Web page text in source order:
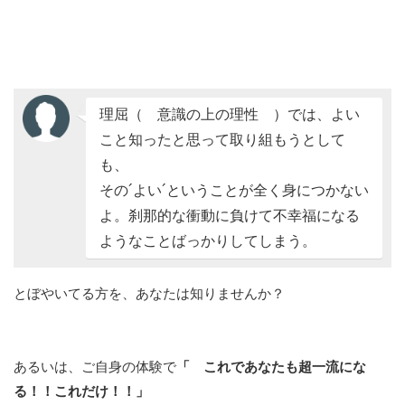
理屈（ 意識の上の理性 ）では、よい
こと知ったと思って取り組もうとして
も、
その´よい´ということが全く身につかない
よ。刹那的な衝動に負けて不幸福になる
ようなことばっかりしてしまう。
とぼやいてる方を、あなたは知りませんか？
あるいは、ご自身の体験で 「 これであなたも超一流にな
る！！これだけ！！」